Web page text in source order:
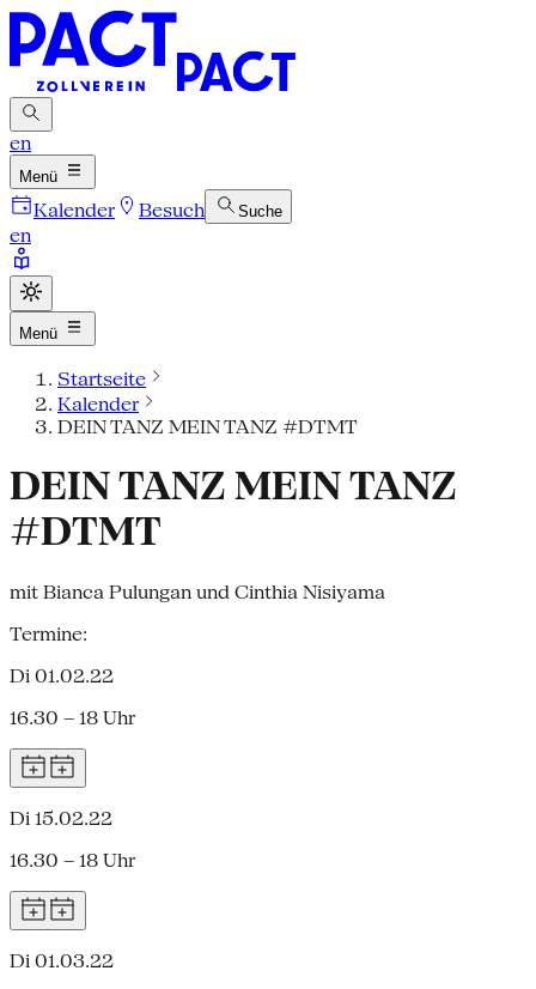
en
Menü
Kalender Besuch Suche
en
Menü
Startseite
Kalender
DEIN TANZ MEIN TANZ #DTMT
DEIN TANZ MEIN TANZ
#DTMT
mit Bianca Pulungan und Cinthia Nisiyama
Termine:
Di 01.02.22
16.30 – 18 Uhr
Di 15.02.22
16.30 – 18 Uhr
Di 01.03.22